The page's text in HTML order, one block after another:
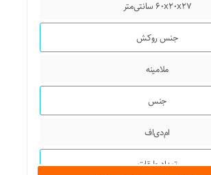
۶۰x۲۰x۲۷ سانتی‌متر
جنس روکش
ملامینه
جنس
ام‌دی‌اف
تعداد طبقات